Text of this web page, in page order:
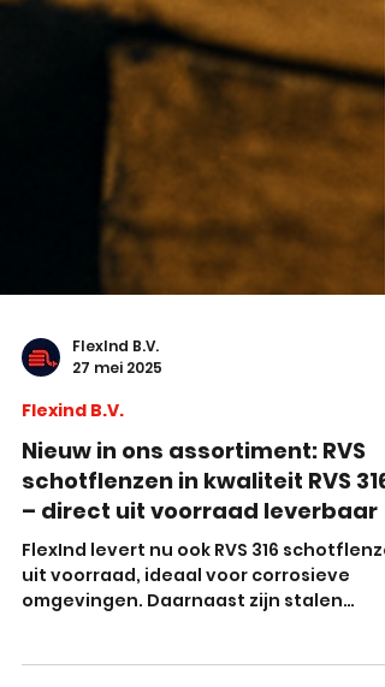
27 mei 2025
Flexind B.V.
Nieuw in ons assortiment: RVS
schotflenzen in kwaliteit RVS 316
– direct uit voorraad leverbaar
FlexInd levert nu ook RVS 316
schotflenzen (S235JRG) leverbaar tot